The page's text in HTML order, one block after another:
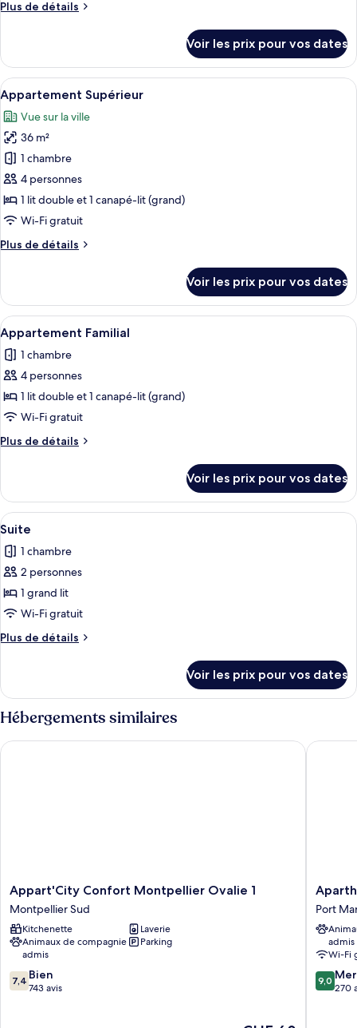
Studio
Plus de détails
Plus
le
type
de
chambre
Studio
Supérieur
Voir les prix pour vos dates
Afficher
toutes
les
photos
pour
ce
type
de
chambre :
Appartement
Une pièce moderne comprenant un
5
Appartement Supérieur
Vue sur la ville
36 m²
1 chambre
4 personnes
1 lit double et 1 canapé-lit (grand)
Wi-Fi gratuit
Plus de détails
Plus
le
type
de
chambre
Appartement
Supérieur
Voir les prix pour vos dates
Afficher
toutes
les
photos
pour
ce
type
de
Appartement
Familial
Un salon moderne avec un
4
Appartement Familial
1 chambre
4 personnes
1 lit double et 1 canapé-lit (grand)
Wi-Fi gratuit
Plus de détails
Plus
le
type
de
Appartement
Familial
Voir les prix pour vos dates
Afficher
toutes
les
photos
pour
ce
type
de
Suite
Un salon moderne avec un plancher
4
Suite
1 chambre
2 personnes
1 grand lit
Wi-Fi gratuit
Plus de détails
Plus
le
type
de
chambre
Suite
Voir les prix pour vos dates
Hébergements similaires
Appart'City
Confort
Montpellier
Ovalie
1
Montpellier
Sud
Appart'City Confort Montpellier Ovalie 1
Montpellier Sud
Kitchenette
Laverie
Animaux de compagnie
admis
Parking
7.4
sur
7,4 Bien
743 avis
Appart'City Confort Montpellier Ovalie 1
Adagio
Access
Centre
Port
Port
admis
Wi-Fi
9.0
sur
9,0
270